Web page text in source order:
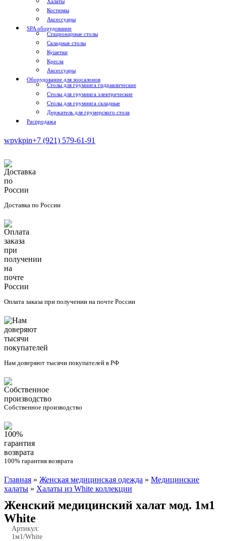
Костюмы
Аксессуары
SPA оборудование
Стационарные столы
Складные столы
Кушетки
Кресла
Аксессуары
Оборудование для зоосалонов
Столы для груминга гидравлические
Столы для груминга электрические
Столы для груминга складные
Держатель для грумерского стола
Распродажа
wpvkpin+7 (921) 579-61-91
Доставка по России
Оплата заказа при получении на почте России
Нам доверяют тысячи покупателей в РФ
Собственное производство
100% гарантия возврата
Вы здесь
Главная » Женская медицинская одежда » Медицинские
халаты » Халаты из White коллекции
Женский медицинский халат мод. 1м1
White
Артикул:
1м1/White